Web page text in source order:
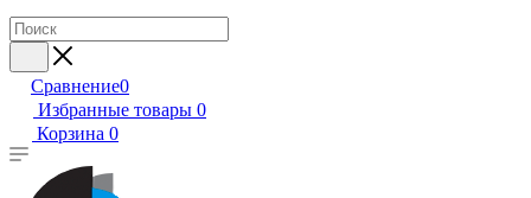
Сравнение0
Избранные товары 0
Корзина 0